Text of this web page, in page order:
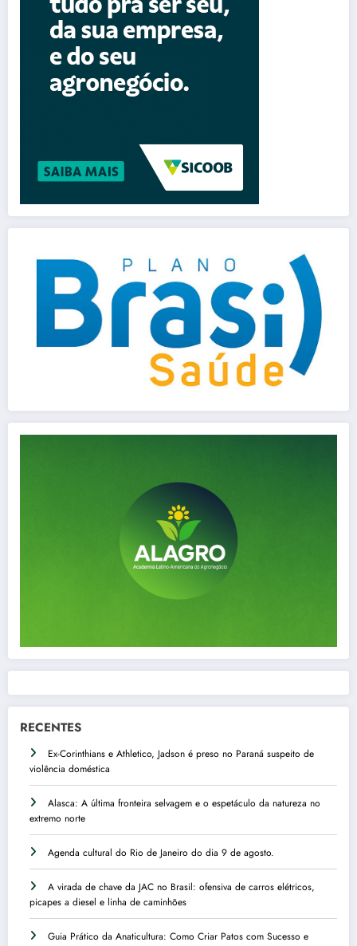
RECENTES
Ex-Corinthians e Athletico, Jadson é preso no Paraná suspeito de
violência doméstica
Alasca: A última fronteira selvagem e o espetáculo da natureza no
extremo norte
Agenda cultural do Rio de Janeiro do dia 9 de agosto.
A virada de chave da JAC no Brasil: ofensiva de carros elétricos,
picapes a diesel e linha de caminhões
Guia Prático da Anaticultura: Como Criar Patos com Sucesso e